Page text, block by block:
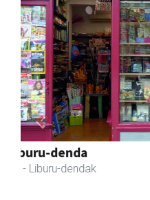
Lur fisioterapia eta
Andoain - Fisioterapia
Previous